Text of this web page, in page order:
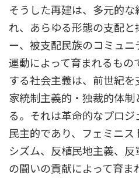
そうした再建は、多元的
れ、あらゆる形態の支配
ー、被支配民族のコミュ
運動によって育まれるもの
する社会主義は、前世紀
家統制主義的・独裁的体
る。それは革命的なプロ
民主的であり、フェミニ
シズム、反植民地主義、
の闘いの貢献によって育ま